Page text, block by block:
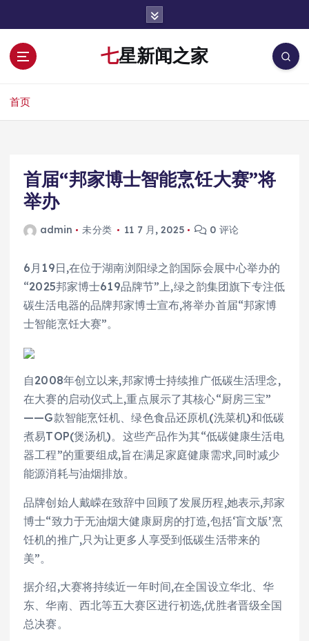
七星新闻之家
首页
首届“邦家博士智能烹饪大赛”将
举办
admin 未分类 11 7 月, 2025 0 评论
6月19日,在位于湖南浏阳绿之韵国际会展中心举办的
“2025邦家博士619品牌节”上,绿之韵集团旗下专注低
碳生活电器的品牌邦家博士宣布,将举办首届“邦家博
士智能烹饪大赛”。
自2008年创立以来,邦家博士持续推广低碳生活理念,
在大赛的启动仪式上,重点展示了其核心“厨房三宝”
——G款智能烹饪机、绿色食品还原机(洗菜机)和低碳
煮易TOP(煲汤机)。这些产品作为其“低碳健康生活电
器工程”的重要组成,旨在满足家庭健康需求,同时减少
能源消耗与油烟排放。
品牌创始人戴嵘在致辞中回顾了发展历程,她表示,邦家
博士“致力于无油烟大健康厨房的打造,包括‘盲文版’烹
饪机的推广,只为让更多人享受到低碳生活带来的
美”。
据介绍,大赛将持续近一年时间,在全国设立华北、华
东、华南、西北等五大赛区进行初选,优胜者晋级全国
总决赛。